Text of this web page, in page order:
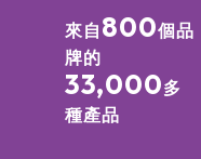
來自 800個品
牌的
33,000多
種產品